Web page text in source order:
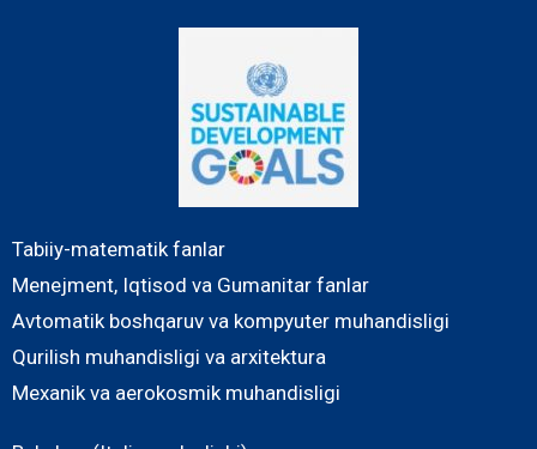
Tabiiy-matematik fanlar
Menejment, Iqtisod va Gumanitar fanlar
Avtomatik boshqaruv va kompyuter muhandisligi
Qurilish muhandisligi va arxitektura
Mexanik va aerokosmik muhandisligi